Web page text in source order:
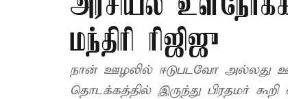
மந்திரி ரிஜிஜு
நான் ஊழலில் ஈடுபடவோ அல்லது
தொடக்கத்தில் இருந்து பிரதமர் கூறி